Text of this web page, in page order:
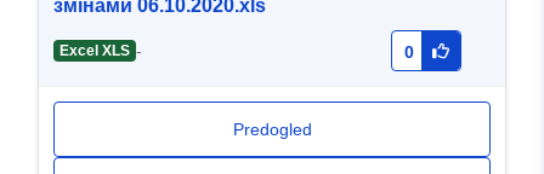
змінами 06.10.2020.xls
Excel XLS - 0
Predogled